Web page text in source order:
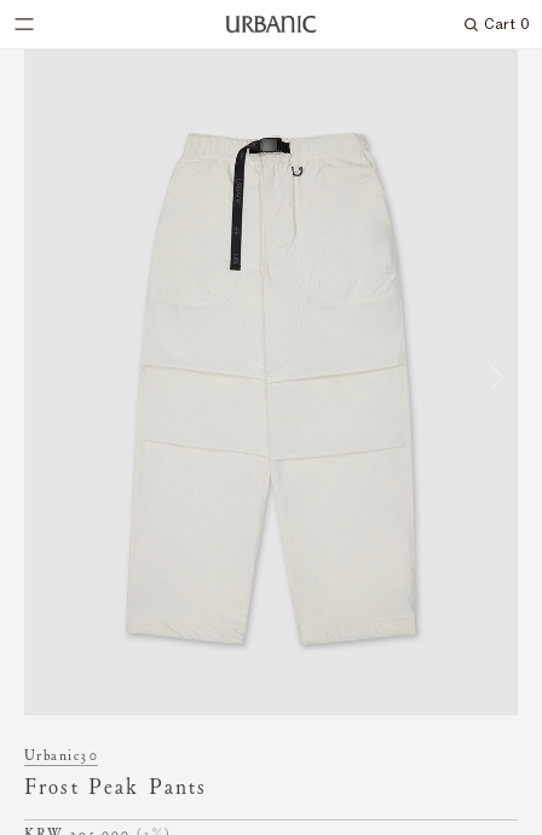
Search
Cart 0
Urbanic30
Frost Peak Pants